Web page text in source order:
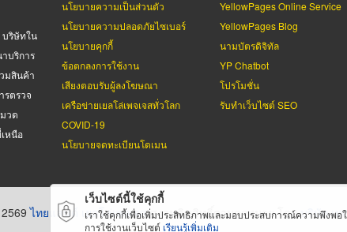
บริษัทใน
บริการ
มสินค้า
รตรวจ
วด
หนือ
นโยบายความเป็นส่วนตัว
นโยบายความปลอดภัยไซเบอร์
นโยบายคุกกี้
ข้อตกลงการใช้งาน
เสียงตอบรับผู้ลงโฆษณา
เครือข่ายเยลโล่เพจเจสทั่วโลก
COVID-19
นโยบายจดทะเบียนโดเมน
YellowPages Online Service
YellowPages Blog
นามบัตรดิจิทัล
YP Chatbot
โปรโมชั่น
รับทำเว็บไซต์ SEO
ไทยแลนด์ เยลโล่เพจเจสสงวนลิขสิทธิ์ตามกฏหมาย โดยบริษัท เท
เว็บไซต์นี้ใช้คุกกี้
เราใช้คุกกี้เพื่อเพิ่มประสิทธิภาพและมอบประสบการณ์ความพึงพอ
การใช้งานเว็บไซต์ เรียนรู้เพิ่มเติม